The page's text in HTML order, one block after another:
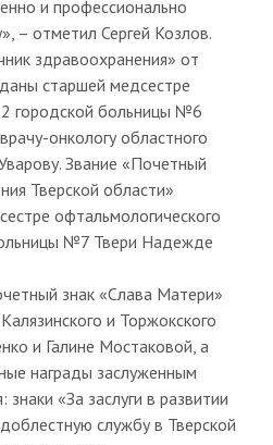
и профессионально
– отметил Сергей Козлов.
здравоохранения» от
старшей медсестре
городской больницы №6
онкологу областного
Звание «Почетный
Тверской области»
офтальмологического
№7 Твери Надежде
знак «Слава Матери»
и Торжокского
и Галине Мостаковой, а
награды заслуженным
«За заслуги в развитии
службу в Тверской